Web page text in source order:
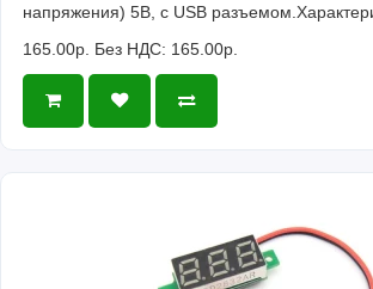
напряжения) 5В, с USB
165.00р. Без НДС: 165.00р.